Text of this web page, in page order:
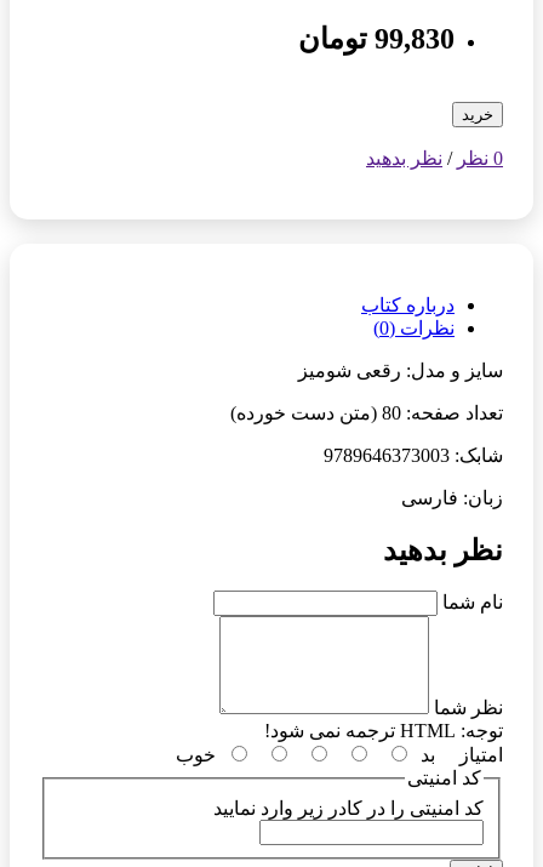
99,830 تومان
خرید
0 نظر / نظر بدهید
درباره کتاب
نظرات (0)
سایز و مدل: رقعی شومیز
تعداد صفحه: 80 (متن دست خورده)
شابک: 9789646373003
زبان: فارسی
نظر بدهید
نام شما
نظر شما
توجه:
امتیاز
بد
خوب
کد امنیتی
کد امنیتی را در کادر زیر وارد نمایید